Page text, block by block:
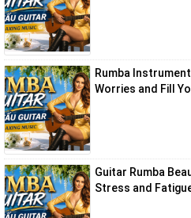
Rumba
Worries and Fill
Guitar Rumba
Stress and